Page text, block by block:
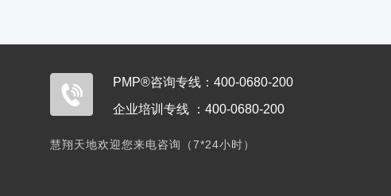
PMP®咨询专线：400-0680-200
企业培训专线 ：400-0680-200
慧翔天地欢迎您来电咨询（7*24小时）